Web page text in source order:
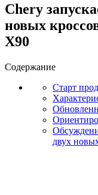
Chery
новых
X90
Содержание
Старт
двух